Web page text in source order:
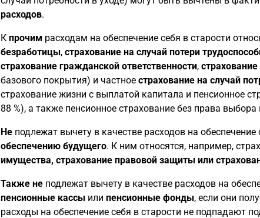
расходов.
К прочим расходам на обеспечение себя в старости
безработицы, страхование на случай потери
страхование гражданской ответственности,
базового покрытия) и частное страхование на случай
страхование жизни с выплатой капитала и пенсионное
88 %), а также пенсионное страхование без права
Неподлежат вычету в качестве расходов на
обеспечению будущего. К ним относятся, например,
имущества, страхование правовой защиты или
Также неподлежат вычету в качестве расходов на
пенсионные кассыили пенсионные фонды, если они
расходы на обеспечение себя в старости не подпадают